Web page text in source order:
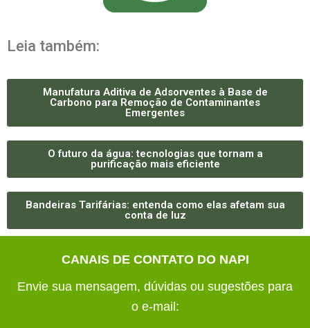
Leia também:
Manufatura Aditiva de Adsorventes à Base de
Carbono para Remoção de Contaminantes
Emergentes
O futuro da água: tecnologias que tornam a
purificação mais eficiente
Bandeiras Tarifárias: entenda como elas afetam sua
conta de luz
CANAIS DE CONTATO DO NAPI
Envie sua mensagem, dúvidas ou sugestões para
o e-mail: